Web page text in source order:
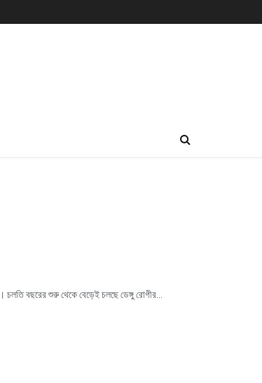
চলতি বছরের শুরু থেকে বেড়েই চলছে ডেঙ্গু রোগীর...